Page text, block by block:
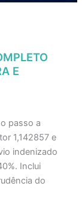
E
passo a
1,142857 e
indenizado
Inclui
do